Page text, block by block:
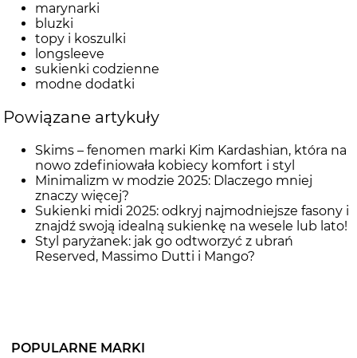
marynarki
bluzki
topy i koszulki
longsleeve
sukienki codzienne
modne dodatki
Powiązane artykuły
Skims – fenomen marki Kim Kardashian, która na
nowo zdefiniowała kobiecy komfort i styl
Minimalizm w modzie 2025: Dlaczego mniej
znaczy więcej?
Sukienki midi 2025: odkryj najmodniejsze fasony i
znajdź swoją idealną sukienkę na wesele lub lato!
Styl paryżanek: jak go odtworzyć z ubrań
Reserved, Massimo Dutti i Mango?
POPULARNE MARKI